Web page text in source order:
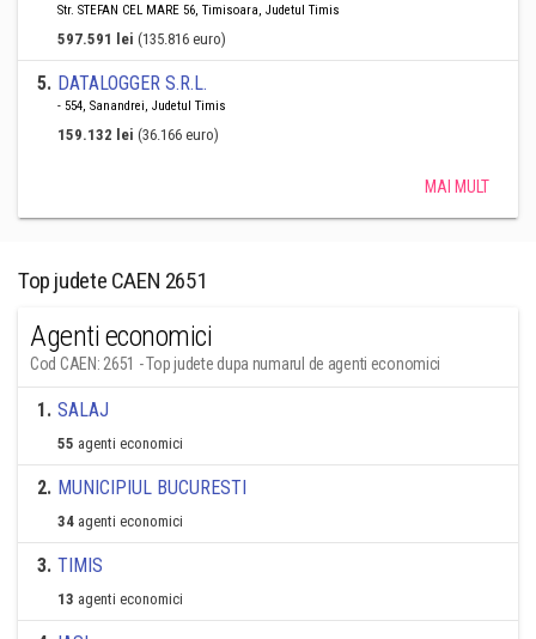
Str. STEFAN CEL MARE 56, Timisoara, Judetul Timis
597.591 lei (135.816 euro)
5. DATALOGGER S.R.L.
- 554, Sanandrei, Judetul Timis
159.132 lei (36.166 euro)
MAI MULT
Top judete CAEN 2651
Agenti economici
Cod CAEN: 2651 - Top judete dupa numarul de agenti economici
1. SALAJ
55 agenti economici
2. MUNICIPIUL BUCURESTI
34 agenti economici
3. TIMIS
13 agenti economici